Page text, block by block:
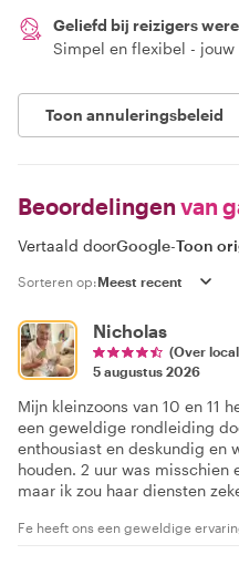
Geliefd bij reizigers
Simpel en flexibel - jouw
Toon annuleringsbeleid
Beoordelingen van
Vertaald doorGoogle-Toon
Sorteren op:
Nicholas
(Over local
5 augustus 2026
Mijn kleinzoons van 10 en 11
een geweldige rondleiding
enthousiast en deskundig en
houden. 2 uur was misschien
maar ik zou haar diensten
Fe heeft ons een geweldige